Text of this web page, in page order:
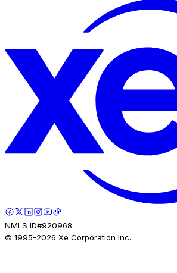
NMLS ID#920968.
© 1995-2026 Xe Corporation Inc.